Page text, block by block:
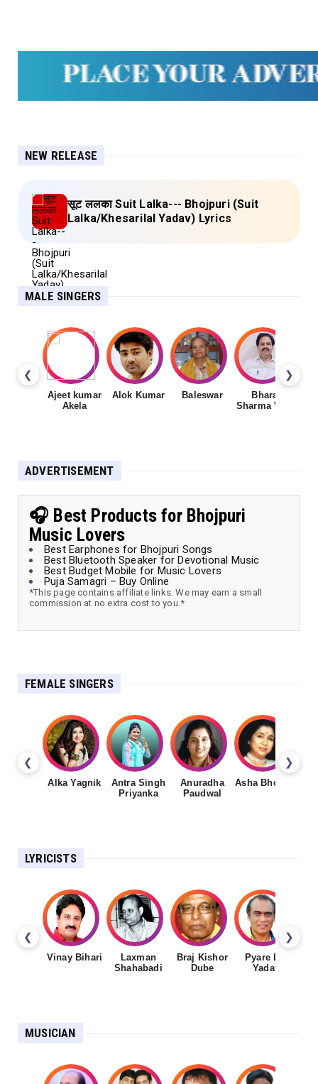
NEW RELEASE
सूट ललका Suit Lalka--- Bhojpuri (Suit
Lalka/Khesarilal Yadav) Lyrics
MALE SINGERS
❮ ❯
Ajeet kumar
Akela
Alok Kumar Baleswar
Bharat
Sharma Vyas
ADVERTISEMENT
🎧 Best Products for Bhojpuri
Music Lovers
Best Earphones for Bhojpuri Songs
Best Bluetooth Speaker for Devotional Music
Best Budget Mobile for Music Lovers
Puja Samagri – Buy Online
*This page contains affiliate links. We may earn a small
commission at no extra cost to you.*
FEMALE SINGERS
❮ ❯
Alka Yagnik
Antra Singh
Priyanka
Anuradha
Paudwal
Asha Bhosale
LYRICISTS
❮ ❯
Vinay Bihari
Laxman
Shahabadi
Braj Kishor
Dube
Pyare Lal
Yadav
MUSICIAN